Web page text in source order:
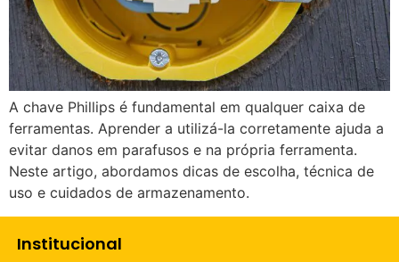
A chave Phillips é fundamental em qualquer caixa de
ferramentas. Aprender a utilizá-la corretamente ajuda a
evitar danos em parafusos e na própria ferramenta.
Neste artigo, abordamos dicas de escolha, técnica de
uso e cuidados de armazenamento.
Institucional